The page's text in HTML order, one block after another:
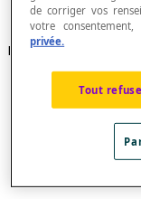
Recherche par
Algèbre
Arithmétique
de corriger vos
votre
privée.
Tout